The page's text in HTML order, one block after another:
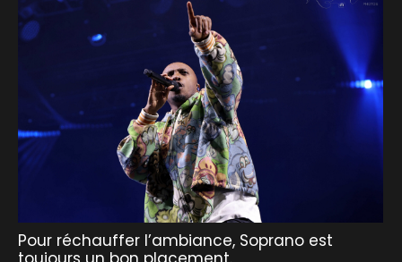
Pour réchauffer l’ambiance, Soprano est